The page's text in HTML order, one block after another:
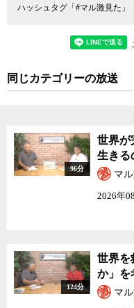
ハッシュタグ「#マル激見た」
同じカテゴリーの放送
96分
世界が
生きる
マ
2026年
124分
世界を
か」を
マ